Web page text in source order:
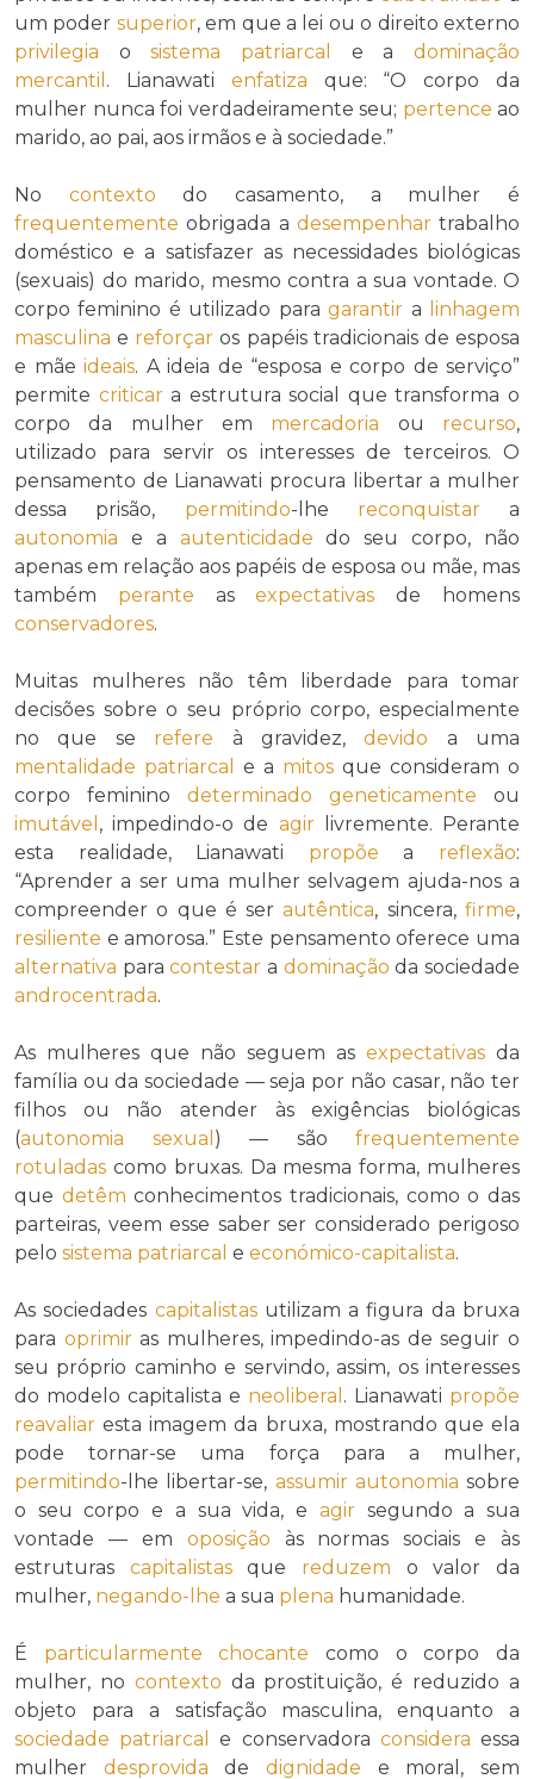
um poder superior, em que a lei ou o direito externo
privilegia osistema patriarcal e adominação
mercantil . Lianawati enfatiza que: “O corpo da
mulher nunca foi verdadeiramente seu; pertence ao
marido, ao pai, aos irmãos e à sociedade.”
No contexto do casamento, a mulher é
frequentemente obrigada a desempenhartrabalho
doméstico e a satisfazer as necessidades biológicas
(sexuais) do marido, mesmo contra a sua vontade. O
corpo feminino é utilizado paragarantir a
linhagem
masculina e reforçar os papéis tradicionais de esposa
e mãe ideais. A ideia de “esposa e corpo de serviço”
permite criticara estrutura social que transforma o
corpo da mulher em mercadoria ou recurso,
utilizado para servir os interesses de terceiros. O
pensamento de Lianawati procura libertar a mulher
dessa prisão, permitindo-lhe reconquistara
autonomia e a autenticidade do seu corpo, não
apenas em relação aos papéis de esposa ou mãe, mas
também perante asexpectativas de homens
conservadores.
Muitas mulheres não têm liberdade para tomar
decisões sobre o seu próprio corpo, especialmente
no que se refere à gravidez,devido a uma
mentalidade patriarcal
e a mitos que consideram o
corpo feminino determinado geneticamente ou
imutável , impedindo-o de agirlivremente. Perante
esta realidade, Lianawati propõe a reflexão:
“Aprender a ser uma mulher selvagem ajuda-nos a
compreender o que é serautêntica, sincera,firme,
resiliente e amorosa.” Este pensamento oferece uma
alternativa paracontestar a dominação da sociedade
androcentrada.
As mulheres que não seguem as expectativas da
família ou da sociedade — seja por não casar, não ter
filhos ou não atender às exigências biológicas
(autonomia sexual ) — são frequentemente
rotuladas como bruxas. Da mesma forma, mulheres
que detêm conhecimentos tradicionais, como o das
parteiras, veem esse saber ser considerado perigoso
pelo sistema patriarcal e económico-capitalista.
As sociedades capitalistasutilizam a figura da bruxa
para oprimiras mulheres, impedindo-as de seguir o
seu próprio caminho e servindo, assim, os interesses
do modelo capitalista e neoliberal . Lianawati propõe
reavaliar esta imagem da bruxa, mostrando que ela
pode tornar-se uma força para a mulher,
permitindo-lhe libertar-se, assumir autonomia sobre
o seu corpo e a sua vida, e agirsegundo a sua
vontade — em oposição às normas sociais e às
estruturas capitalistasque reduzem o valor da
mulher, negando-lhe a sua plena humanidade.
É particularmente chocante como o corpo da
mulher, no contexto da prostituição, é reduzido a
objeto para a satisfação masculina, enquanto a
sociedade patriarcal
e conservadora considera essa
mulher desprovida dedignidade e moral, sem